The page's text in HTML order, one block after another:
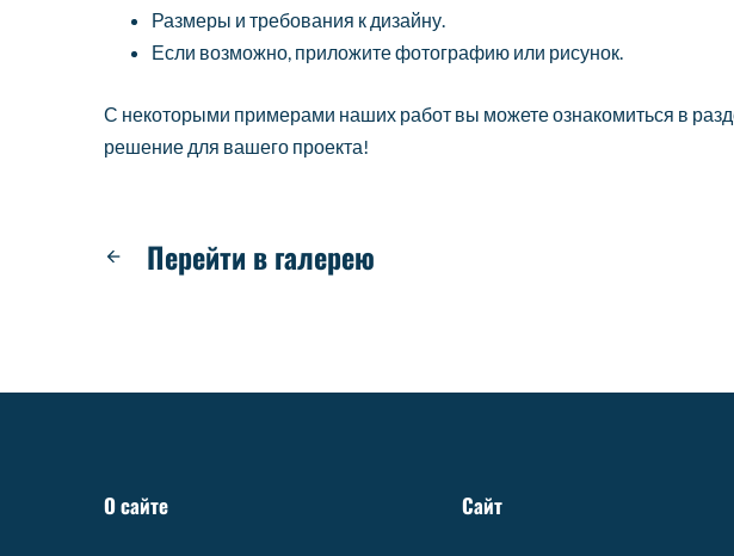
Размеры и требования к дизайну.
Если возможно, приложите фотографию или рисунок.
С некоторыми примерами наших работ вы можете ознакомиться в
решение для вашего проекта!
Перейти в галерею
О сайте Сайт